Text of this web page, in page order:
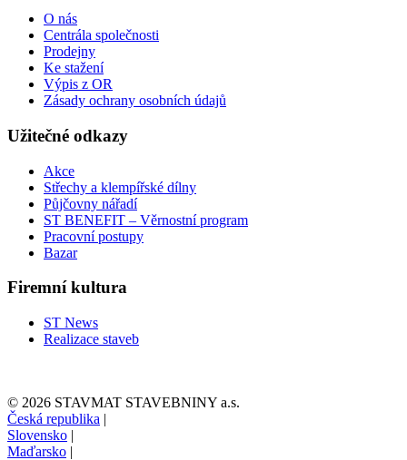
O nás
Centrála společnosti
Prodejny
Ke stažení
Výpis z OR
Zásady ochrany osobních údajů
Užitečné odkazy
Akce
Střechy a klempířské dílny
Půjčovny nářadí
ST BENEFIT – Věrnostní program
Pracovní postupy
Bazar
Firemní kultura
ST News
Realizace staveb
© 2026 STAVMAT STAVEBNINY a.s.
Česká republika |
Slovensko |
Maďarsko |